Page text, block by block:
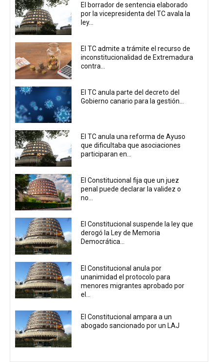
El borrador de sentencia elaborado
por la vicepresidenta del TC avala la
ley...
El TC admite a trámite el recurso de
inconstitucionalidad de Extremadura
contra...
El TC anula parte del decreto del
Gobierno canario para la gestión...
El TC anula una reforma de Ayuso
que dificultaba que asociaciones
participaran en...
El Constitucional fija que un juez
penal puede declarar la validez o
no...
El Constitucional suspende la ley que
derogó la Ley de Memoria
Democrática...
El Constitucional anula por
unanimidad el protocolo para
menores migrantes aprobado por
el...
El Constitucional ampara a un
abogado sancionado por un LAJ